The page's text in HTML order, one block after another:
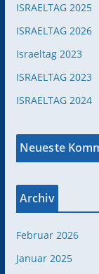
ISRAELTAG 2025
ISRAELTAG 2026
Israeltag 2023
ISRAELTAG 2023
ISRAELTAG 2024
Neueste
Archiv
Februar 2026
Januar 2025